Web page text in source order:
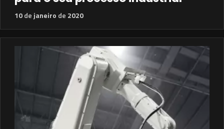
10de janeiro de 2020